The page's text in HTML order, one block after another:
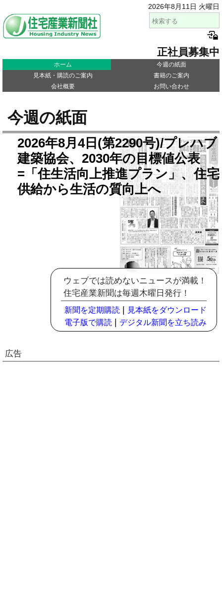
2026年8月11日 火曜日
正社員募集中
ホーム
今週の紙面
見本紙・購読のご案内
書籍のご案内
会社概要
お問い合わせ
今週の紙面
2026年8月4日(第2290号)/プレハブ
建築協会、2030年の目標値公表
=「住生活向上推進プラン」、住宅
供給から生活の質向上へ
ウェブでは読めないニュースが満載！
住宅産業新聞は毎週木曜日発行！
新聞を定期購読
見本紙をダウンロード
電子版で購読
デジタル新聞を立ち読み
広告